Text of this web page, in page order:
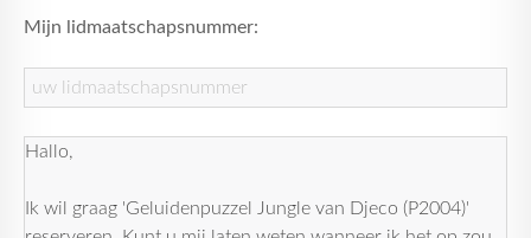
Mijn lidmaatschapsnummer: